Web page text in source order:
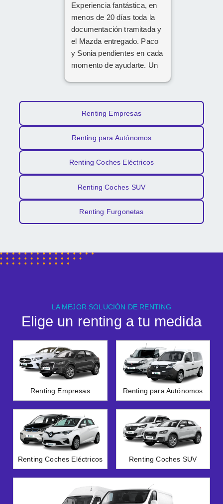
Experiencia fantástica, en
menos de 20 días toda la
documentación tramitada y
el Mazda entregado. Paco
y Sonia pendientes en cada
momento de ayudarte. Un
Renting Empresas
Renting para Autónomos
Renting Coches Eléctricos
Renting Coches SUV
Renting Furgonetas
LA MEJOR SOLUCIÓN DE RENTING
Elige un renting a tu medida
Renting Empresas Renting para Autónomos
Renting Coches Eléctricos Renting Coches SUV